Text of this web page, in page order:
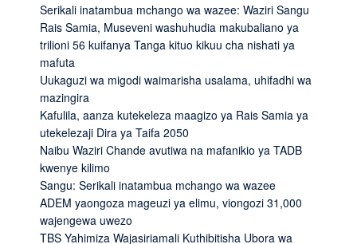
Serikali inatambua mchango wa wazee: Waziri Sangu
Rais Samia, Museveni washuhudia makubaliano ya
trilioni 56 kuifanya Tanga kituo kikuu cha nishati ya
mafuta
Uukaguzi wa migodi waimarisha usalama, uhifadhi wa
mazingira
Kafulila, aanza kutekeleza maagizo ya Rais Samia ya
utekelezaji Dira ya Taifa 2050
Naibu Waziri Chande avutiwa na mafanikio ya TADB
kwenye kilimo
Sangu: Serikali inatambua mchango wa wazee
ADEM yaongoza mageuzi ya elimu, viongozi 31,000
wajengewa uwezo
TBS Yahimiza Wajasiriamali Kuthibitisha Ubora wa